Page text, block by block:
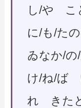
し/や こ
に/も/た
ゐなか/の
け/ね/ば
れ きた